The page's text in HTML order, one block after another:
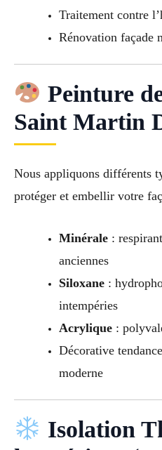
Traitement contre
Rénovation façade
Peinture
Saint Martin
Nous appliquons différents
protéger et embellir votre
Minérale:
anciennes
Siloxane:
intempéries
Acrylique:
Décorative
moderne
Isolation